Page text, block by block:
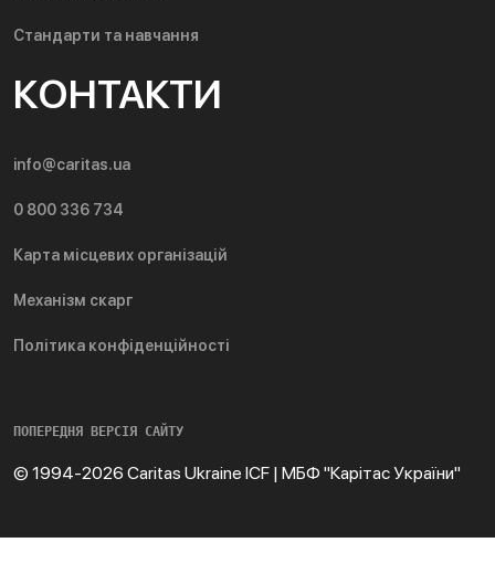
Стандарти та навчання
КОНТАКТИ
info@caritas.ua
0 800 336 734
Карта місцевих організацій
Механізм скарг
Політика конфіденційності
ПОПЕРЕДНЯ ВЕРСІЯ САЙТУ
© 1994-2026 Caritas Ukraine ICF | МБФ "Карітас України"